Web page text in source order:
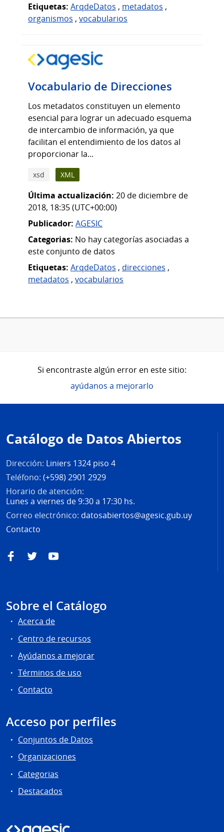
Etiquetas: ArqdeDatos , metadatos ,
organismos , vocabularios
Vocabulario de Direcciones
Los metadatos constituyen un elemento
esencial para lograr un adecuado esquema
de intercambio de información, ya que
facilitan el entendimiento de los datos al
proporcionar la...
xsd XML
Última actualización: 20 de diciembre de
2018, 18:35 (UTC+00:00)
Publicador: AGESIC
Categorias: No hay categorías asociadas a
este conjunto de datos
Etiquetas: ArqdeDatos , direcciones ,
metadatos , vocabularios
Si encontraste algún error en este sitio:
ayúdanos a mejorarlo
de
página
Catálogo de Datos Abiertos
Dirección: Liniers 1324 piso 4
Teléfono: (+598) 2901 2929
Horario de atención:
Lunes a viernes de 9:30 a 17:30 hs.
Correo electrónico: datosabiertos@agesic.gub.uy
Contacto
FacebookTwitterYouTube
Sobre el Catálogo
Acerca de
Centro de recursos
Ayúdanos a mejorar
Términos de uso
Contacto
Acceso por perfiles
Conjuntos de Datos
Organizaciones
Categorias
Destacados